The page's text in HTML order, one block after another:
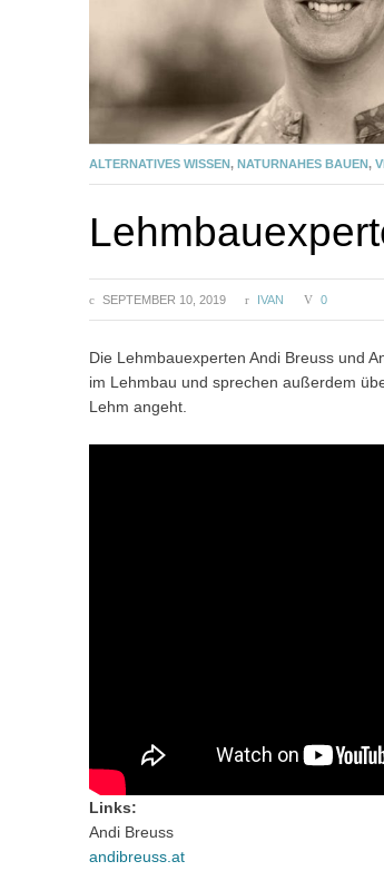
ALTERNATIVES WISSEN, NATURNAHES BAUEN,
SEPTEMBER 10, 2019 IVAN 0
Die Lehmbauexperten Andi Breuss und
im Lehmbau und sprechen außerdem
Lehm angeht.
Links:
Andi Breuss
andibreuss.at